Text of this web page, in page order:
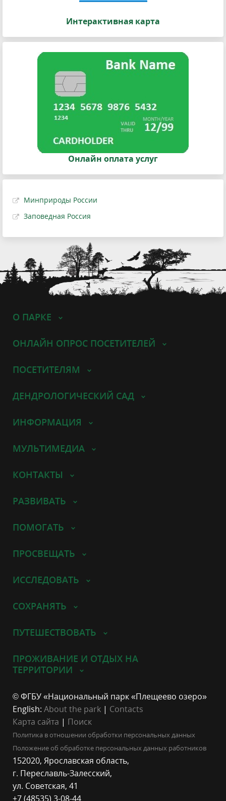
Интерактивная карта
Онлайн оплата услуг
Минприроды России
Заповедная Россия
О ПАРКЕ
ОНЛАЙН ОПРОС ПОСЕТИТЕЛЕЙ
ПОСЕТИТЕЛЯМ
ДЕНДРОЛОГИЧЕСКИЙ САД
ИНФОРМАЦИЯ
МУЛЬТИМЕДИА
КОНТАКТЫ
РАЗВИВАТЬ
ПОМОГАТЬ
ПРОСВЕЩАТЬ
ИССЛЕДОВАТЬ
СОХРАНЯТЬ
ПУТЕШЕСТВОВАТЬ
ПРОЖИВАНИЕ И ОТДЫХ НА
ТЕРРИТОРИИ
© ФГБУ «Национальный парк «Плещеево озеро»
English: About the park | Contacts
Карта сайта | Поиск
Политика в отношении обработки персональных данных
Положение об обработке персональных данных работников
152020, Ярославская область,
г. Переславль-Залесский,
ул. Советская, 41
+7 (48535) 3-08-44